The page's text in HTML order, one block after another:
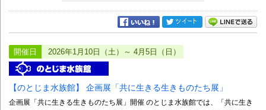
開催日 2026年1月10日（土）～ 4月5日（日）
【のとじま水族館】 企画展「共に生きる生きものたち展」
企画展「共に生きる生きものたち展」開催 のとじま水族館では、「共に生き